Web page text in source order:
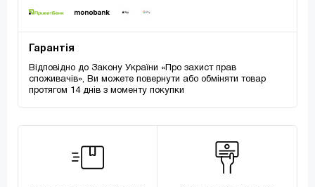
Гарантія
Відповідно до Закону України «Про захист прав
споживачів», Ви можете повернути або обміняти товар
протягом 14 днів з моменту покупки